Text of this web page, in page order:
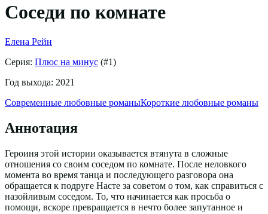
Соседи по комнате
Елена Рейн
Серия: Плюс на минус (#1)
Год выхода: 2021
Современные любовные романыКороткие любовные романы
Аннотация
Героиня этой истории оказывается втянута в сложные
отношения со своим соседом по комнате. После неловкого
момента во время танца и последующего разговора она
обращается к подруге Насте за советом о том, как справиться с
назойливым соседом. То, что начинается как просьба о
помощи, вскоре превращается в нечто более запутанное и